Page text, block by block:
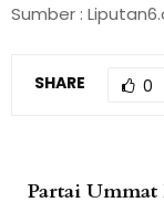
Sumber :
SHARE 0
Partai Ummat